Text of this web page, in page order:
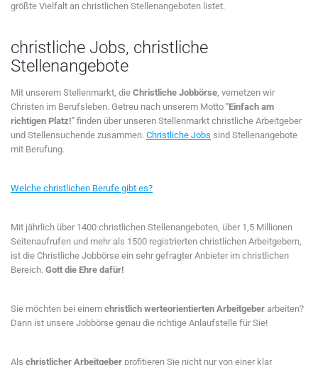
größte Vielfalt an christlichen Stellenangeboten listet.
christliche Jobs, christliche
Stellenangebote
Mit unserem Stellenmarkt, die Christliche Jobbörse, vernetzen wir
Christen im Berufsleben. Getreu nach unserem Motto "Einfach am
richtigen Platz!" finden über unseren Stellenmarkt christliche Arbeitgeber
und Stellensuchende zusammen. Christliche Jobs sind Stellenangebote
mit Berufung.
Welche christlichen Berufe gibt es?
Mit jährlich über 1400 christlichen Stellenangeboten, über 1,5 Millionen
Seitenaufrufen und mehr als 1500 registrierten christlichen Arbeitgebern,
ist die Christliche Jobbörse ein sehr gefragter Anbieter im christlichen
Bereich. Gott die Ehre dafür!
Sie möchten bei einem christlich werteorientierten Arbeitgeber arbeiten?
Dann ist unsere Jobbörse genau die richtige Anlaufstelle für Sie!
Als christlicher Arbeitgeber profitieren Sie nicht nur von einer klar